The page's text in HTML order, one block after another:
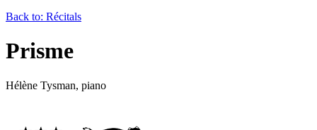
Back to: Récitals
Prisme
Hélène Tysman, piano